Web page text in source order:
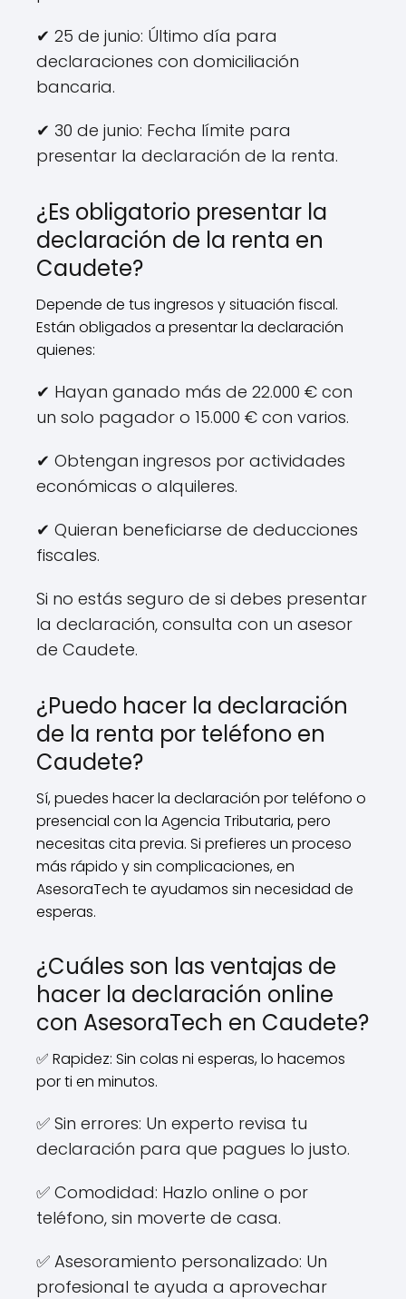
✔ 25 de junio: Último día para
declaraciones con domiciliación
bancaria.
✔ 30 de junio: Fecha límite para
presentar la declaración de la renta.
¿Es obligatorio presentar la
declaración de la renta en
Caudete?
Depende de tus ingresos y situación fiscal.
Están obligados a presentar la declaración
quienes:
✔ Hayan ganado más de 22.000 € con
un solo pagador o 15.000 € con varios.
✔ Obtengan ingresos por actividades
económicas o alquileres.
✔ Quieran beneficiarse de deducciones
fiscales.
Si no estás seguro de si debes presentar
la declaración, consulta con un asesor
de Caudete.
¿Puedo hacer la declaración
de la renta por teléfono en
Caudete?
Sí, puedes hacer la declaración por teléfono o
presencial con la Agencia Tributaria, pero
necesitas cita previa. Si prefieres un proceso
más rápido y sin complicaciones, en
AsesoraTech te ayudamos sin necesidad de
esperas.
¿Cuáles son las ventajas de
hacer la declaración online
con AsesoraTech en Caudete?
✅ Rapidez: Sin colas ni esperas, lo hacemos
por ti en minutos.
✅ Sin errores: Un experto revisa tu
declaración para que pagues lo justo.
✅ Comodidad: Hazlo online o por
teléfono, sin moverte de casa.
✅ Asesoramiento personalizado: Un
profesional te ayuda a aprovechar